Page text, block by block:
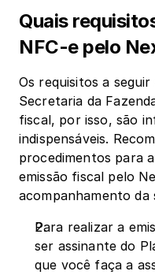
Quais
NFC-e pelo
Os requisitos a
Secretaria da
fiscal, por isso, são
indispensáveis.
procedimentos para
emissão fiscal pelo
acompanhamento da
Para realizar a
ser assinante do
que você faça a